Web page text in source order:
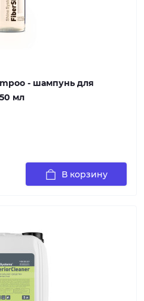
- шампунь для
мл
В корзину